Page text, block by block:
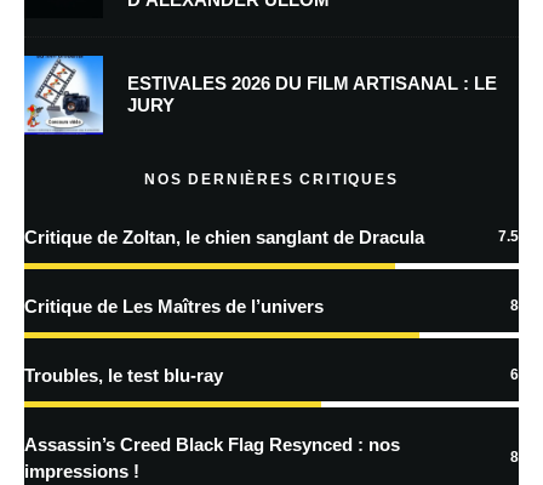
Prévenez-moi de tous les nouveaux commentaires par e-mail.
Prévenez-moi de tous les nouveaux articles par e-mail.
En savoir
traitées
ESTIVALES 2026 DU FILM ARTISANAL : LE
JURY
NOS DERNIÈRES CRITIQUES
Critique de Zoltan, le chien sanglant de Dracula 7.5
Critique de Les Maîtres de l’univers 8
Troubles, le test blu-ray 6
Assassin’s Creed Black Flag Resynced : nos
impressions !
8